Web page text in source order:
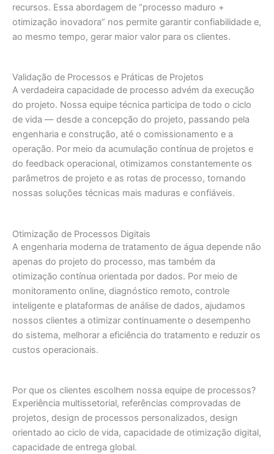
recursos. Essa abordagem de “processo maduro +
otimização inovadora” nos permite garantir confiabilidade e,
ao mesmo tempo, gerar maior valor para os clientes.
Validação de Processos e Práticas de Projetos
A verdadeira capacidade de processo advém da execução
do projeto. Nossa equipe técnica participa de todo o ciclo
de vida — desde a concepção do projeto, passando pela
engenharia e construção, até o comissionamento e a
operação. Por meio da acumulação contínua de projetos e
do feedback operacional, otimizamos constantemente os
parâmetros de projeto e as rotas de processo, tornando
nossas soluções técnicas mais maduras e confiáveis.
Otimização de Processos Digitais
A engenharia moderna de tratamento de água depende não
apenas do projeto do processo, mas também da
otimização contínua orientada por dados. Por meio de
monitoramento online, diagnóstico remoto, controle
inteligente e plataformas de análise de dados, ajudamos
nossos clientes a otimizar continuamente o desempenho
do sistema, melhorar a eficiência do tratamento e reduzir os
custos operacionais.
Por que os clientes escolhem nossa equipe de processos?
Experiência multissetorial, referências comprovadas de
projetos, design de processos personalizados, design
orientado ao ciclo de vida, capacidade de otimização digital,
capacidade de entrega global.